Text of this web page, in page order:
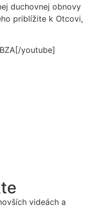
duchovnej obnovy
priblížite k Otcovi,
youtube]
videách a